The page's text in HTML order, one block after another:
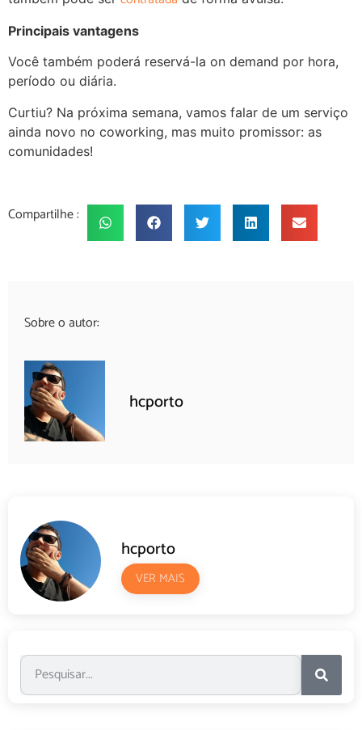
Principais vantagens
Você também poderá reservá-la on demand por hora,
período ou diária.
Curtiu? Na próxima semana, vamos falar de um serviço
ainda novo no coworking, mas muito promissor: as
comunidades!
Compartilhe :
Sobre o autor:
hcporto
hcporto
VER MAIS